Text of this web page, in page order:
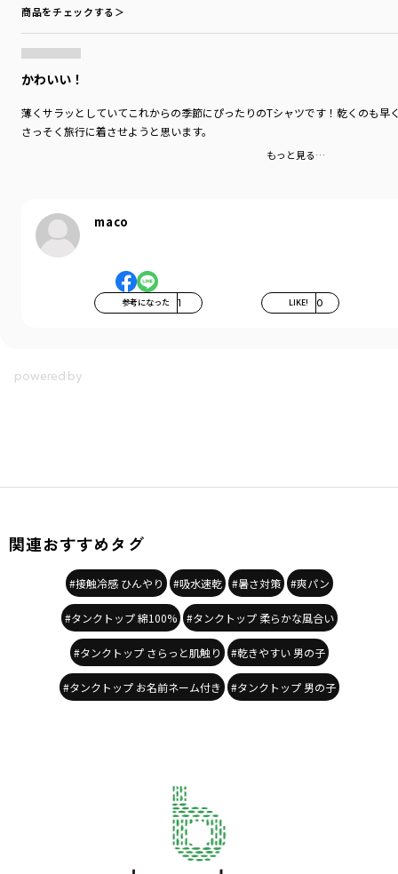
商品をチェックする＞
かわいい！
薄くサラッとしていてこれからの季節にぴったりのTシャツです！乾くのも早
さっそく旅行に着させようと思います。
もっと見る…
maco
参考になった 1 LIKE! 0
す
着用イメージ/カラー：アイボリー
モデル：身長115.2cm 体重17kg
ブランド ／branshes
半袖Tシャツ・タンクトップ
商品番号
関連おすすめタグ
#接触冷感 ひんやり #吸水速乾 #暑さ対策 #爽パン
#タンクトップ 綿100% #タンクトップ 柔らかな風合い
#タンクトップ さらっと肌触り #乾きやすい 男の子
#タンクトップ お名前ネーム付き #タンクトップ 男の子